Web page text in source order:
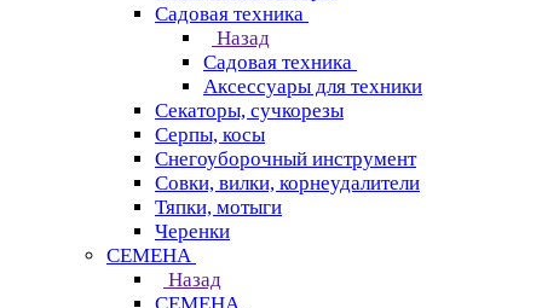
Садовая техника
Назад
Садовая техника
Аксессуары для техники
Секаторы, сучкорезы
Серпы, косы
Снегоуборочный инструмент
Совки, вилки, корнеудалители
Тяпки, мотыги
Черенки
СЕМЕНА
Назад